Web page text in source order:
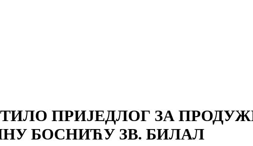
ПРИЈЕДЛОГ ЗА
БОСНИЋУ ЗВ. БИЛАЛ